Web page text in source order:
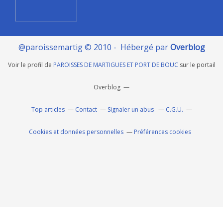
@paroissemartig © 2010 - Hébergé parOverblog
Voir le profil de PAROISSES DE MARTIGUES ET PORT DE BOUC sur le portail
Overblog
Top articles Contact Signaler un abus C.G.U.
Cookies et données personnelles Préférences cookies